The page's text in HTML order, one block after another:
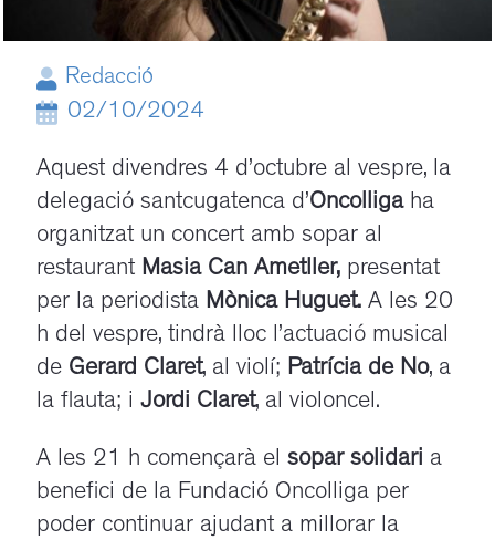
Redacció
02/10/2024
Aquest divendres 4 d’octubre al vespre, la
delegació santcugatenca d’Oncolligaha
organitzat un concert amb sopar al
restaurant Masia Can Ametller, presentat
per la periodista Mònica Huguet. A les 20
h del vespre, tindrà lloc l’actuació musical
de Gerard Claret, al violí; Patrícia de No, a
la flauta; i Jordi Claret, al violoncel.
A les 21 h començarà el sopar solidari a
benefici de la Fundació Oncolliga per
poder continuar ajudant a millorar la